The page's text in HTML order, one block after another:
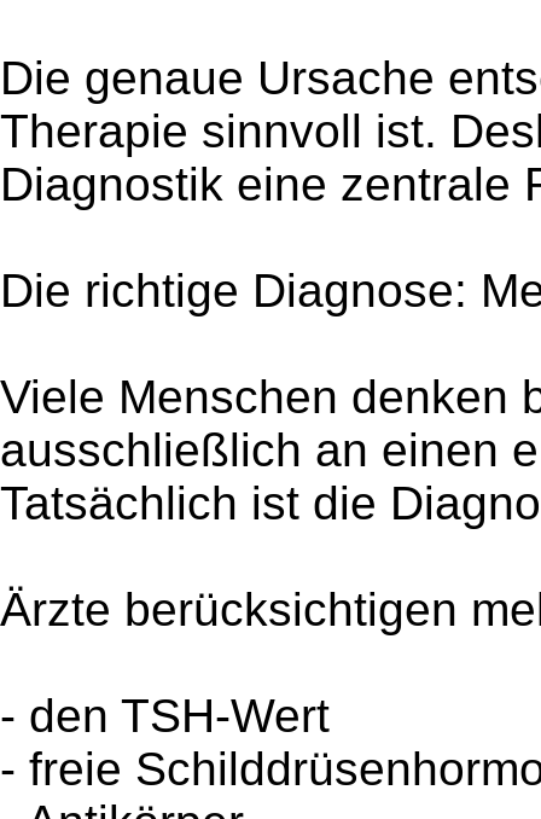
Die genaue Ursache
Therapie sinnvoll ist.
Diagnostik eine zentrale
Die richtige Diagnose:
Viele Menschen denken
ausschließlich an einen
Tatsächlich ist die
Ärzte berücksichtigen
- den TSH-Wert
- freie